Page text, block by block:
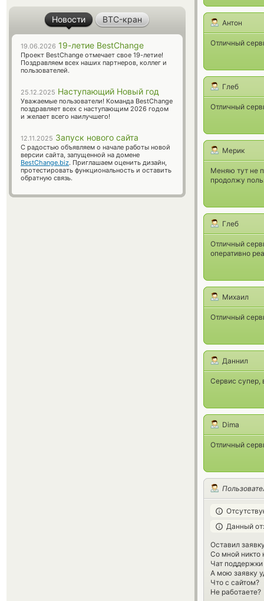
Антон
Отличный
Глеб
Отличный
Мерик
Меняю тут не
продолжу
Глеб
Отличный
оперативно
Михаил
Отличный
Даннил
Сервис супер,
Dima
Отличный
Данный
Оставил
Со мной никто
Чат
А мою заявку
Что с сайтом?
Не работаете?
Новости BTC-кран
19.06.2026 19-летие BestChange
Проект BestChange отмечает свое 19-летие!
Поздравляем всех наших партнеров, коллег и
пользователей.
25.12.2025 Наступающий Новый год
Уважаемые пользователи! Команда BestChange
поздравляет всех с наступающим 2026 годом
и желает всего наилучшего!
12.11.2025 Запуск нового сайта
С радостью объявляем о начале работы новой
версии сайта, запущенной на домене
BestChange.biz. Приглашаем оценить дизайн,
протестировать функциональность и оставить
обратную связь.